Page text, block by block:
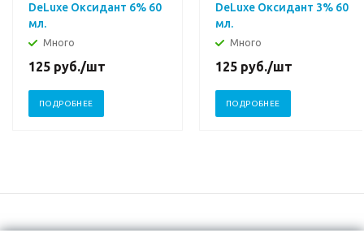
DeLuxe Оксидант 6% 60
мл.
Много
125 руб./шт
ПОДРОБНЕЕ
DeLuxe Оксидант 3% 60
мл.
Много
125 руб./шт
ПОДРОБНЕЕ